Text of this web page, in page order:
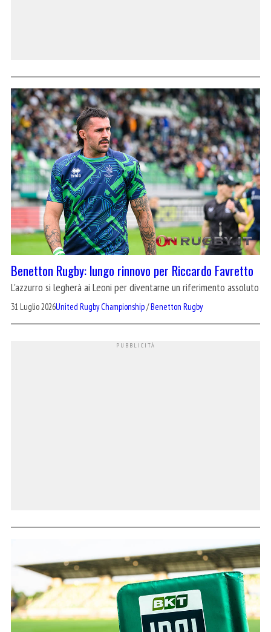
Benetton Rugby: lungo rinnovo per Riccardo Favretto
L'azzurro si legherà ai Leoni per diventarne un riferimento assoluto
31 Luglio 2026United Rugby Championship/Benetton Rugby